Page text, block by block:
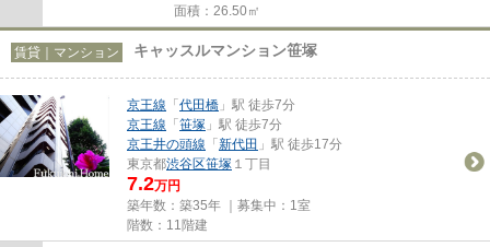
面積：26.50㎡
賃貸｜マンション キャッスルマンション笹塚
京王線 「代田橋 」駅 徒歩7分
京王線 「笹塚 」駅 徒歩7分
京王井の頭線 「新代田 」駅 徒歩17分
東京都渋谷区笹塚 １丁目
7.2万円
築年数：築35年 ｜募集中： 1室
階数：11階建